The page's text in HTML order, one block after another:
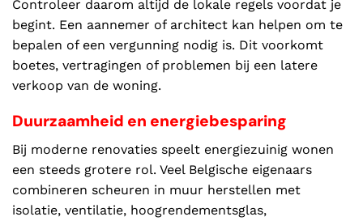
Controleer daarom altijd de lokale regels voordat je
begint. Een aannemer of architect kan helpen om te
bepalen of een vergunning nodig is. Dit voorkomt
boetes, vertragingen of problemen bij een latere
verkoop van de woning.
Duurzaamheid en energiebesparing
Bij moderne renovaties speelt energiezuinig wonen
een steeds grotere rol. Veel Belgische eigenaars
combineren scheuren in muur herstellen met
isolatie, ventilatie, hoogrendementsglas,